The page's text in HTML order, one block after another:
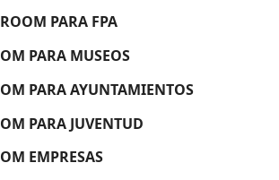
PARA FPA
PARA MUSEOS
PARA AYUNTAMIENTOS
PARA JUVENTUD
EMPRESAS